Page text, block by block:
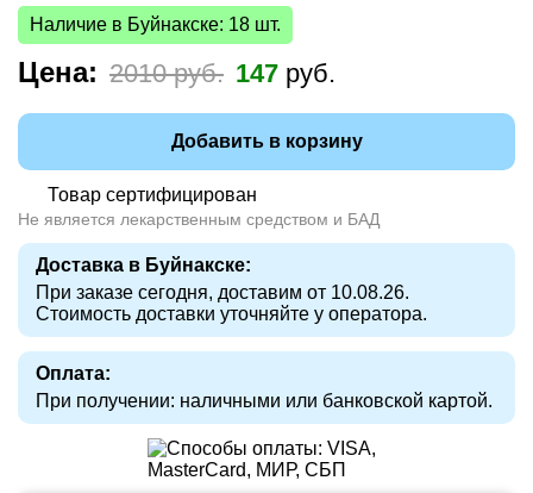
Наличие в Буйнакске: 18 шт.
Цена: 2010 руб. 147 руб.
Товар сертифицирован
Не является лекарственным средством и БАД
Доставка в Буйнакске:
При заказе сегодня, доставим от 10.08.26.
Стоимость доставки уточняйте у оператора.
Оплата:
При получении: наличными или банковской картой.
Добавить в корзину